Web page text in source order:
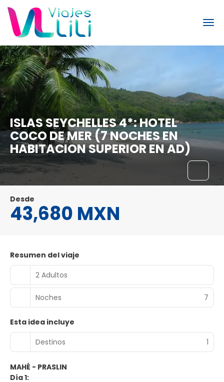
ISLAS SEYCHELLES 4*: HOTEL
COCO DE MER (7 NOCHES EN
HABITACION SUPERIOR EN AD)
Desde
43,680 MXN
Resumen del viaje
2 Adultos
Noches 7
Esta idea incluye
Destinos
1
MAHÉ - PRASLIN
Día 1: